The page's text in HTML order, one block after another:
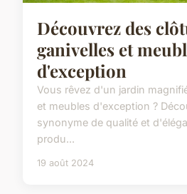
Découvrez des
ganivelles et
d'exception
Vous rêvez d'un jardin
et meubles d'exception ?
synonyme de qualité et
produ...
19 août 2024